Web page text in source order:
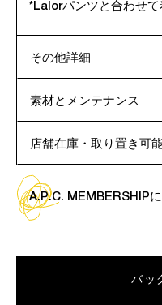
*Lalorパンツと合わせて
その他詳細
素材とメンテナンス
店舗在庫・取り置き可
A.P.C. MEMBERSHIP
バッ